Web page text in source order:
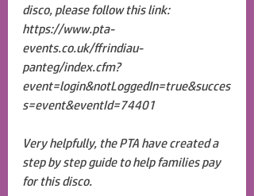
disco, please follow this link:
https://www.pta-
events.co.uk/ffrindiau-
panteg/index.cfm?
event=login&notLoggedIn=true&succes
s=event&eventId=74401
Very helpfully, the PTA have created a
step by step guide to help families pay
for this disco.